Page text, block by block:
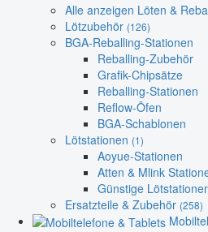
Alle anzeigen Löten &
Lötzubehör (126)
BGA-Reballing-Stationen
Reballing-Zubehör
Grafik-Chipsätze
Reballing-Stationen
Reflow-Öfen
BGA-Schablonen
Lötstationen (1)
Aoyue-Stationen
Atten & Mlink
Günstige
Ersatzteile & Zubehör (258)